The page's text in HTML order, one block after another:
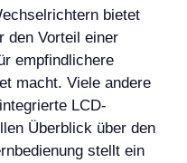
bietet
den Vorteil einer
empfindlichere
macht. Viele andere
LCD-
Überblick über den
stellt ein